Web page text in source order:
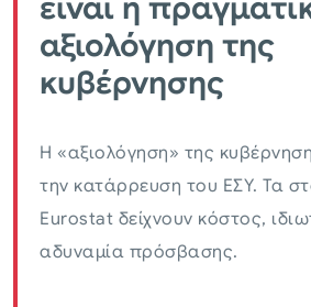
είναι η
αξιολόγηση της
κυβέρνησης
Η «αξιολόγηση» της
την κατάρρευση του ΕΣΥ. Τα
Eurostat δείχνουν κόστος,
αδυναμία πρόσβασης.